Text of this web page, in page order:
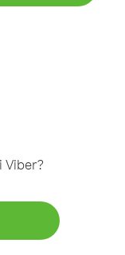
Viber?